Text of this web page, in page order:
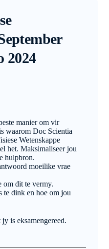
2024
manier om vir
waarom Doc Scientia
Wetenskappe
het. Maksimaliseer jou
hulpbron.
moeilike vrae
om dit te vermy.
te dink en hoe om jou
is eksamengereed.